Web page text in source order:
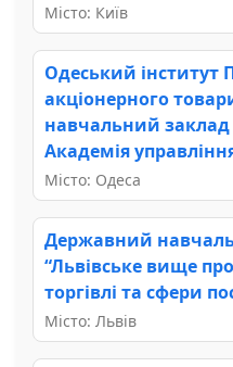
Місто: Київ
Одеський інститут
акціонерного
навчальний заклад
Академія
Місто: Одеса
Державний
“Львівське вище
торгівлі та сфери
Місто: Львів